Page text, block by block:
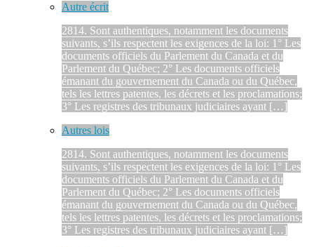
Autre écrit
2814. Sont authentiques, notamment les documents
suivants, s’ils respectent les exigences de la loi: 1° Les
documents officiels du Parlement du Canada et du
Parlement du Québec; 2° Les documents officiels
émanant du gouvernement du Canada ou du Québec,
tels les lettres patentes, les décrets et les proclamations;
3° Les registres des tribunaux judiciaires ayant […]
Autres lois
2814. Sont authentiques, notamment les documents
suivants, s’ils respectent les exigences de la loi: 1° Les
documents officiels du Parlement du Canada et du
Parlement du Québec; 2° Les documents officiels
émanant du gouvernement du Canada ou du Québec,
tels les lettres patentes, les décrets et les proclamations;
3° Les registres des tribunaux judiciaires ayant […]